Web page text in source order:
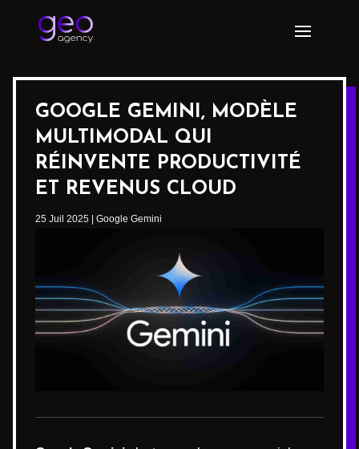
GOOGLE GEMINI, MODÈLE
MULTIMODAL QUI
RÉINVENTE PRODUCTIVITÉ
ET REVENUS CLOUD
25 Juil 2025 Google Gemini